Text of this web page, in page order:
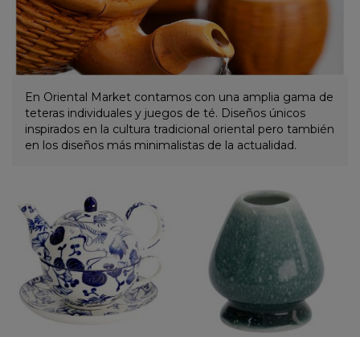
En Oriental Market contamos con una amplia gama de
teteras individuales y juegos de té. Diseños únicos
inspirados en la cultura tradicional oriental pero también
en los diseños más minimalistas de la actualidad.